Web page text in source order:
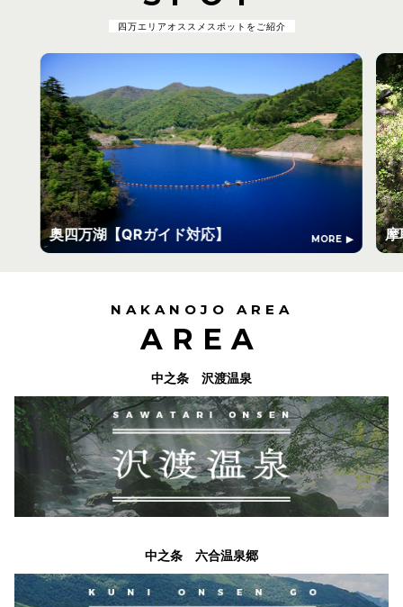
四万エリアオススメスポットをご紹介
奥四万湖【QRガイド対応】 MORE 摩
NAKANOJO AREA
AREA
中之条 沢渡温泉
中之条 六合温泉郷